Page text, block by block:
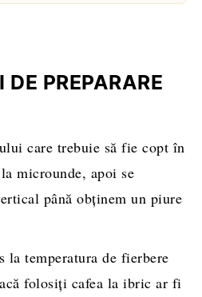
PREPARARE
care trebuie să fie copt în
microunde, apoi se
până obținem un piure
la temperatura de fierbere
folosiți cafea la ibric ar fi